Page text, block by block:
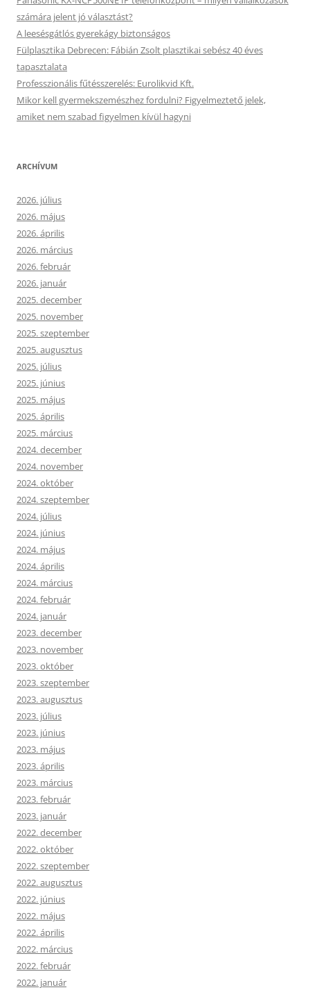
számára jelent jó választást?
A leesésgátlós gyerekágy biztonságos
Fülplasztika Debrecen: Fábián Zsolt plasztikai sebész 40 éves
tapasztalata
Professzionális fűtésszerelés: Eurolikvid Kft.
Mikor kell gyermekszemészhez fordulni? Figyelmeztető jelek,
amiket nem szabad figyelmen kívül hagyni
ARCHÍVUM
2026. július
2026. május
2026. április
2026. március
2026. február
2026. január
2025. december
2025. november
2025. szeptember
2025. augusztus
2025. július
2025. június
2025. május
2025. április
2025. március
2024. december
2024. november
2024. október
2024. szeptember
2024. július
2024. június
2024. május
2024. április
2024. március
2024. február
2024. január
2023. december
2023. november
2023. október
2023. szeptember
2023. augusztus
2023. július
2023. június
2023. május
2023. április
2023. március
2023. február
2023. január
2022. december
2022. október
2022. szeptember
2022. augusztus
2022. június
2022. május
2022. április
2022. március
2022. február
2022. január